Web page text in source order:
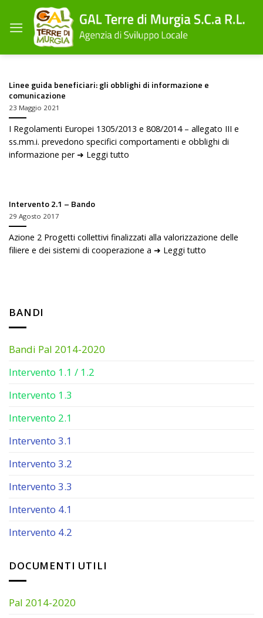
contenuti
BANDI
Bandi Pal 2014-2020
Intervento 1.1 / 1.2
Intervento 1.3
Intervento 2.1
Intervento 3.1
Intervento 3.2
Intervento 3.3
Intervento 4.1
Intervento 4.2
DOCUMENTI UTILI
Pal 2014-2020
Linee guida beneficiari: gli obblighi di informazione e
comunicazione
23 Maggio 2021
I Regolamenti Europei 1305/2013 e 808/2014 – allegato III e
ss.mm.i. prevedono specifici comportamenti e obblighi di
informazione per ➜ Leggi tutto
Intervento 2.1 – Bando
29 Agosto 2017
Azione 2 Progetti collettivi finalizzati alla valorizzazione delle
filiere e dei sistemi di cooperazione a ➜ Leggi tutto